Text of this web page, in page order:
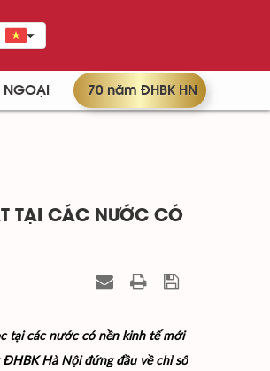
NGOẠI 70 năm ĐHBK HN
TẠI CÁC NƯỚC CÓ
tại các nước có nền kinh tế mới
Hà Nội đứng đầu về chỉ số